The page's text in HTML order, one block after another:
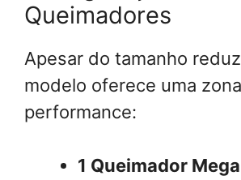
Queimadores
Apesar do tamanho
modelo oferece uma
performance:
1 Queimador